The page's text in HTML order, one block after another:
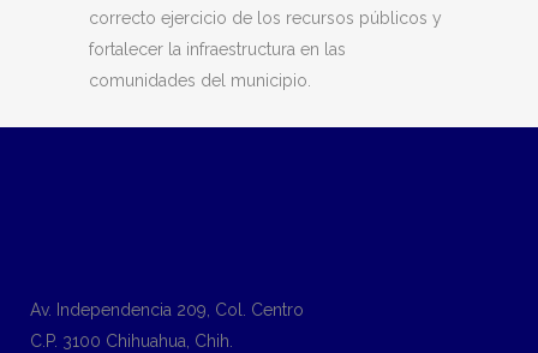
correcto ejercicio de los recursos públicos y
fortalecer la infraestructura en las
comunidades del municipio.
Av. Independencia 209, Col. Centro
C.P. 3100 Chihuahua, Chih.